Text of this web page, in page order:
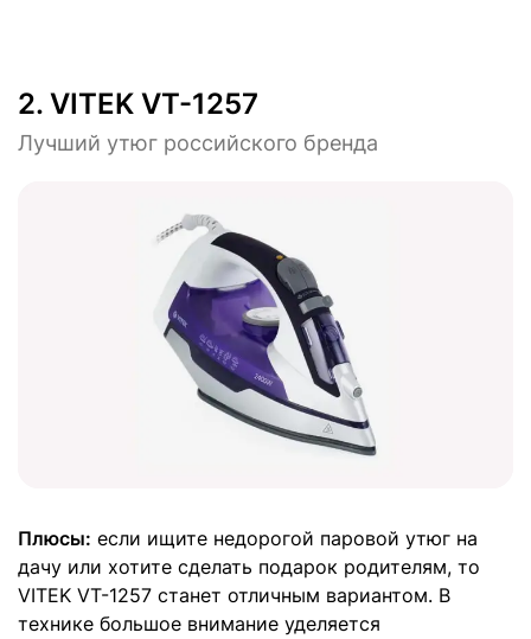
2. VITEK VT-1257
Лучший утюг российского бренда
Плюсы: если ищите недорогой паровой утюг на
дачу или хотите сделать подарок родителям, то
VITEK VT-1257 станет отличным вариантом. В
технике большое внимание уделяется